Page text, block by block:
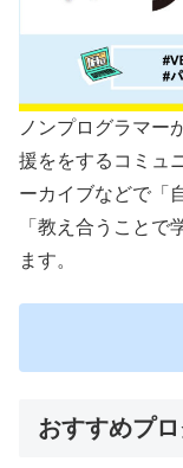
ノンプログラマー
援ををするコミュ
ーカイブなどで「
「教え合うこと
ます。
おすすめプ